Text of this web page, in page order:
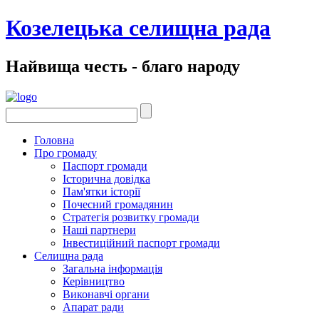
Козелецька селищна рада
Найвища честь - благо народу
Головна
Про громаду
Паспорт громади
Історична довідка
Пам'ятки історії
Почесний громадянин
Стратегія розвитку громади
Наші партнери
Інвестиційний паспорт громади
Селищна рада
Загальна інформація
Керівництво
Виконавчі органи
Апарат ради